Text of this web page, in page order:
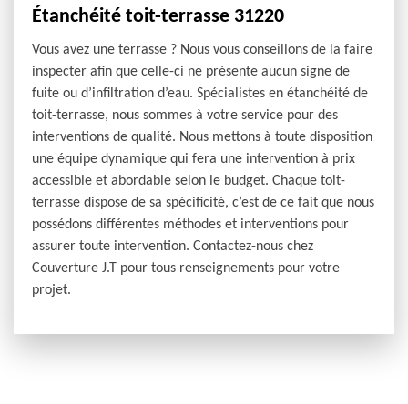
Étanchéité toit-terrasse 31220
Vous avez une terrasse ? Nous vous conseillons de la faire
inspecter afin que celle-ci ne présente aucun signe de
fuite ou d’infiltration d’eau. Spécialistes en étanchéité de
toit-terrasse, nous sommes à votre service pour des
interventions de qualité. Nous mettons à toute disposition
une équipe dynamique qui fera une intervention à prix
accessible et abordable selon le budget. Chaque toit-
terrasse dispose de sa spécificité, c’est de ce fait que nous
possédons différentes méthodes et interventions pour
assurer toute intervention. Contactez-nous chez
Couverture J.T pour tous renseignements pour votre
projet.